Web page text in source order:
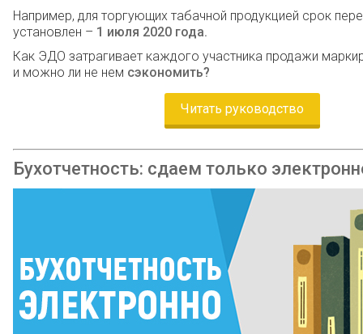
Например, для торгующих табачной продукцией срок
установлен – 1 июля 2020 года.
Как ЭДО затрагивает каждого участника продажи
и можно ли не нем сэкономить?
Читать руководство
Бухотчетность: сдаем только